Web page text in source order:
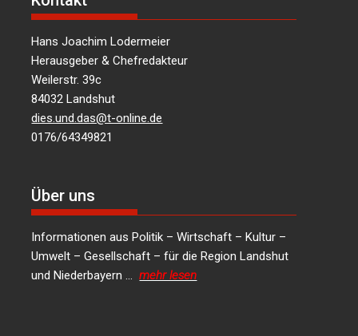
Hans Joachim Lodermeier
Herausgeber & Chefredakteur
Weilerstr. 39c
84032 Landshut
dies.und.das@t-online.de
0176/64349821
Über uns
Informationen aus Politik – Wirtschaft – Kultur –
Umwelt – Gesellschaft – für die Region Landshut
und Niederbayern …mehr lesen